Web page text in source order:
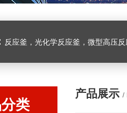
反应釜，光化学反应釜，微型高压
类
产品展示 /